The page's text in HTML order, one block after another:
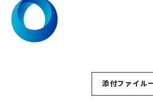
添付ファイル